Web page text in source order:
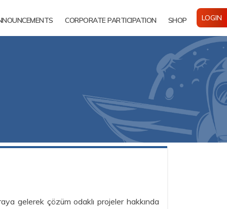
CORPORATE PARTICIPATION SHOP LOGIN
gelerek çözüm odaklı projeler hakkında